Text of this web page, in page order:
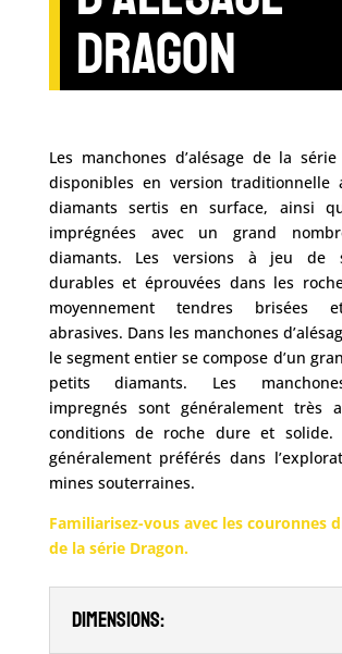
DRAGON
Les manchones d’alésage de la
disponibles en version traditionnelle
diamants sertis en surface, ainsi
imprégnées avec un grand
diamants. Les versions à jeu de
durables et éprouvées dans les
moyennement tendres brisées
abrasives. Dans les manchones
le segment entier se compose d’un
petits diamants. Les
impregnés sont généralement très
conditions de roche dure et solide.
généralement préférés dans
mines souterraines.
Familiarisez-vous avec les couronnes
de la série Dragon.
Dimensions: